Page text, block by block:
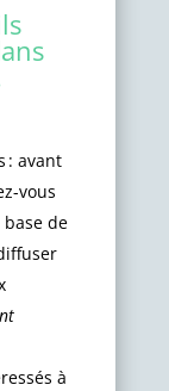
: avant
vous
de
à